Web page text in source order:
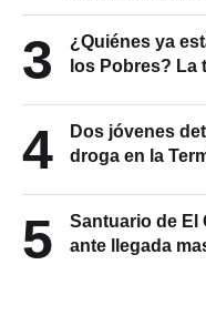
3
¿Quiénes ya
los Pobres? La
4
Dos jóvenes
droga en la
5
Santuario de El
ante llegada